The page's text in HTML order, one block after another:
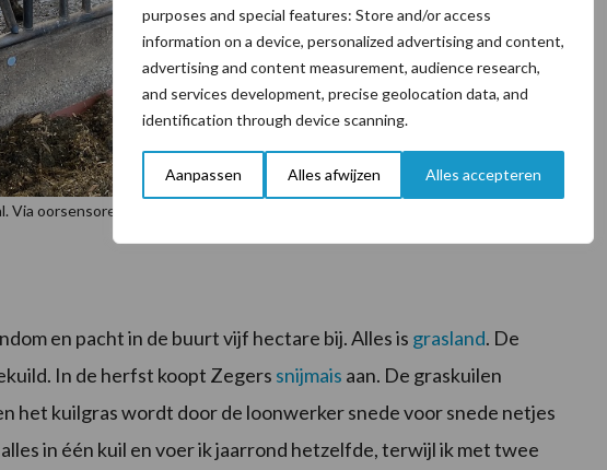
purposes and special features: Store and/or access
information on a device, personalized advertising and content,
advertising and content measurement, audience research,
and services development, precise geolocation data, and
identification through device scanning.
Aanpassen Alles afwijzen Alles accepteren
Via oorsensoren krijgt Zegers veel informatie met betrekking tot gezondheid en
en pacht in de buurt vijf hectare bij. Alles is grasland. De
In de herfst koopt Zegers snijmais aan. De graskuilen
het kuilgras wordt door de loonwerker snede voor snede netjes
in één kuil en voer ik jaarrond hetzelfde, terwijl ik met twee